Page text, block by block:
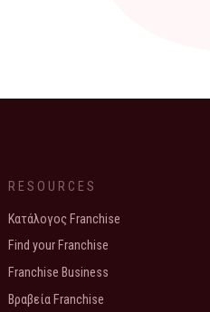
RESOURCES
Κατάλογος Franchise
Find your Franchise
Franchise Business
Βραβεία Franchise